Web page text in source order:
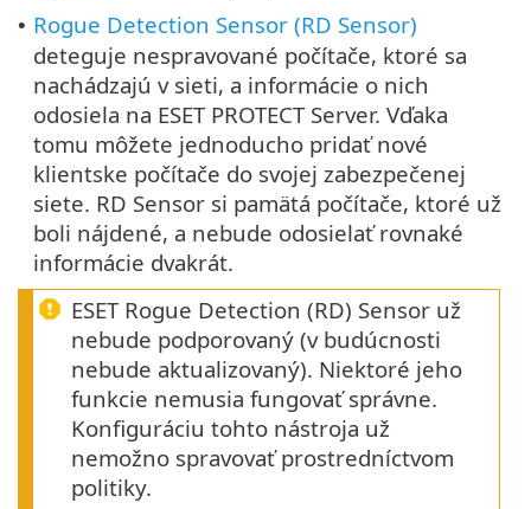
• Rogue Detection Sensor (RD Sensor)
deteguje nespravované počítače, ktoré sa
nachádzajú v sieti, a informácie o nich
odosiela na ESET PROTECT Server. Vďaka
tomu môžete jednoducho pridať nové
klientske počítače do svojej zabezpečenej
siete. RD Sensor si pamätá počítače, ktoré už
boli nájdené, a nebude odosielať rovnaké
informácie dvakrát.
ESET Rogue Detection (RD) Sensor už
nebude podporovaný (v budúcnosti
nebude aktualizovaný). Niektoré jeho
funkcie nemusia fungovať správne.
Konfiguráciu tohto nástroja už
nemožno spravovať prostredníctvom
politiky.